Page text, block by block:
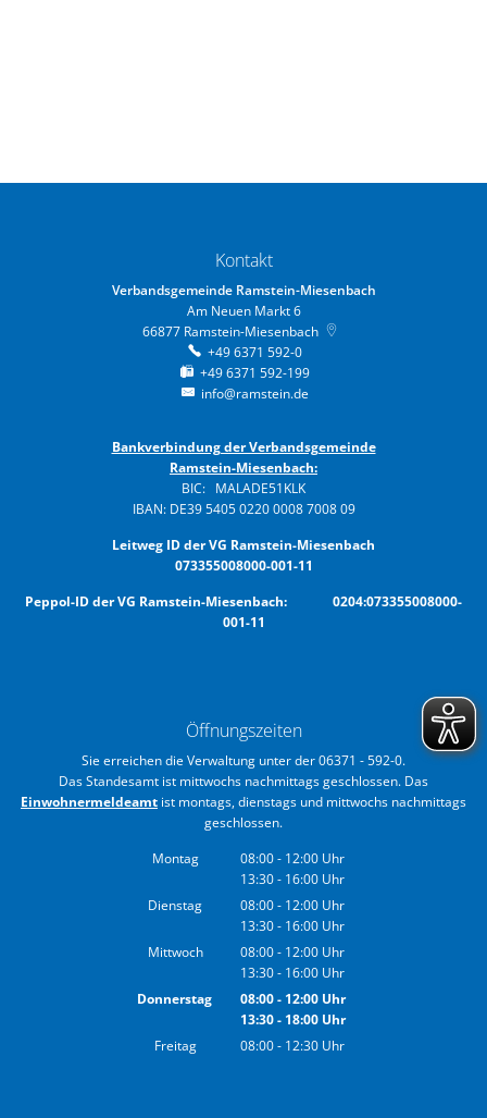
Kontakt
Verbandsgemeinde Ramstein-Miesenbach
Am Neuen Markt 6
66877 Ramstein-Miesenbach
+49 6371 592-0
+49 6371 592-199
info@ramstein.de
Bankverbindung der Verbandsgemeinde
Ramstein-Miesenbach:
BIC: MALADE51KLK
IBAN: DE39 5405 0220 0008 7008 09
Leitweg ID der VG Ramstein-Miesenbach
073355008000-001-11
Peppol-ID der VG Ramstein-Miesenbach: 0204:073355008000-
001-11
Öffnungszeiten
Sie erreichen die Verwaltung unter der 06371 - 592-0.
Das Standesamt ist mittwochs nachmittags geschlossen. Das
Einwohnermeldeamt ist montags, dienstags und mittwochs nachmittags
geschlossen.
Montag
08:00- 12:00 Uhr
Von 08:00 bis 12:00 Uhr
13:30- 16:00 Uhr
Von 13:30 bis 16:00 Uhr
Dienstag 08:00- 12:00 Uhr
Von 08:00 bis 12:00 Uhr
13:30- 16:00 Uhr
Von 13:30 bis 16:00 Uhr
Mittwoch 08:00- 12:00 Uhr
Von 08:00 bis 12:00 Uhr
13:30- 16:00 Uhr
Von 13:30 bis 16:00 Uhr
Donnerstag 08:00- 12:00Uhr
Von 08:00 bis 12:00 Uhr
13:30- 18:00Uhr
Von 13:30 bis 18:00 Uhr
Freitag 08:00- 12:30 Uhr